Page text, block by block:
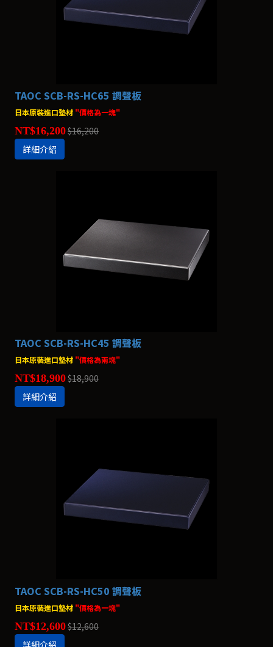
TAOC SCB-RS-HC65 調聲板
日本原裝進口墊材 "價格為一塊"
NT$16,200$16,200
詳細介紹
TAOC SCB-RS-HC45 調聲板
日本原裝進口墊材 "價格為兩塊"
NT$18,900$18,900
詳細介紹
TAOC SCB-RS-HC50 調聲板
日本原裝進口墊材 "價格為一塊"
NT$12,600$12,600
詳細介紹